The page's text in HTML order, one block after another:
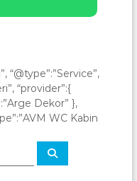
“@type”:”Service”,
“provider”:{
Dekor” },
WC Kabin
A